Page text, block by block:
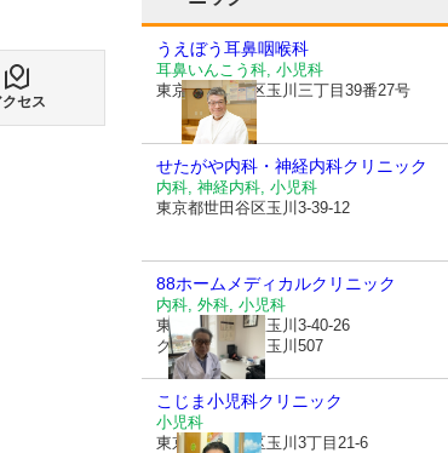
クセス
うえぼう耳鼻咽喉科
耳鼻いんこう科, 小児科
東京都世田谷区玉川三丁目39番27号
せたがや内科・神経内科クリニック
内科, 神経内科, 小児科
東京都世田谷区玉川3-39-12
88ホームメディカルクリニック
内科, 外科, 小児科
東京都世田谷区玉川3-40-26
グレイスコート玉川507
こじま小児科クリニック
小児科
東京都世田谷区玉川3丁目21-6